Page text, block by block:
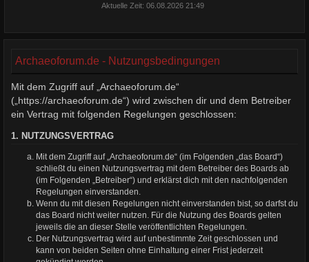
Aktuelle Zeit: 06.08.2026 21:49
Archaeoforum.de - Nutzungsbedingungen
Mit dem Zugriff auf „Archaeoforum.de“
(„https://archaeoforum.de“) wird zwischen dir und dem Betreiber
ein Vertrag mit folgenden Regelungen geschlossen:
1. NUTZUNGSVERTRAG
Mit dem Zugriff auf „Archaeoforum.de“ (im Folgenden „das Board“)
schließt du einen Nutzungsvertrag mit dem Betreiber des Boards ab
(im Folgenden „Betreiber“) und erklärst dich mit den nachfolgenden
Regelungen einverstanden.
Wenn du mit diesen Regelungen nicht einverstanden bist, so darfst du
das Board nicht weiter nutzen. Für die Nutzung des Boards gelten
jeweils die an dieser Stelle veröffentlichten Regelungen.
Der Nutzungsvertrag wird auf unbestimmte Zeit geschlossen und
kann von beiden Seiten ohne Einhaltung einer Frist jederzeit